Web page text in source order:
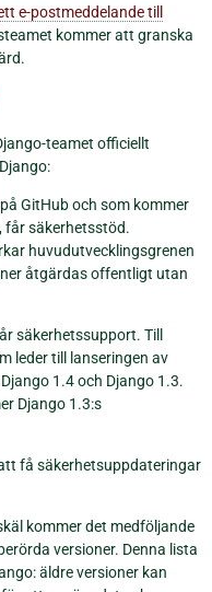
e-postmeddelande till
kommer att granska
teamet officiellt
GitHub och som kommer
får säkerhetsstöd.
huvudutvecklingsgrenen
åtgärdas offentligt utan
säkerhetssupport. Till
leder till lanseringen av
1.4 och Django 1.3.
Django 1.3:s
få säkerhetsuppdateringar
kommer det medföljande
versioner. Denna lista
äldre versioner kan